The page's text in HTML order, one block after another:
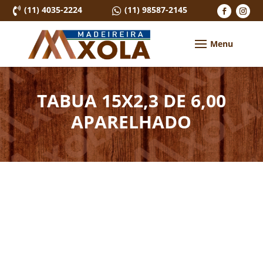
 (11) 4035-2224  (11) 98587-2145
TABUA 15X2,3 DE 6,00
APARELHADO